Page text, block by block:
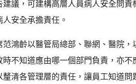
建議，可建構高層人員病人安全問
安全承擔責任。
范鴻齡以醫管局總部、聯網、醫院
時不知道應由哪一個部門負責，亦
釐清各管理層的責任，讓員工知道